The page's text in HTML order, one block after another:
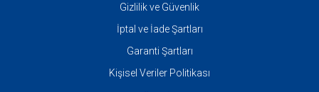
Gizlilik ve Güvenlik
İptal ve İade Şartları
Garanti Şartları
Kişisel Veriler Politikası